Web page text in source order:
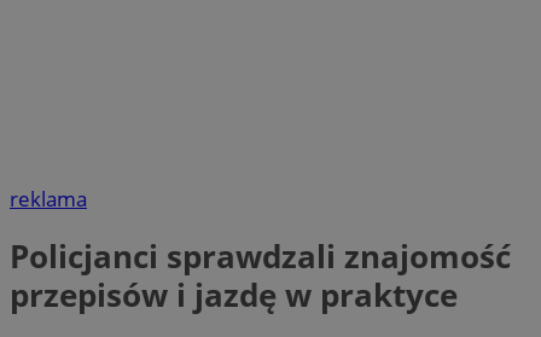
reklama
Policjanci sprawdzali znajomość
przepisów i jazdę w praktyce